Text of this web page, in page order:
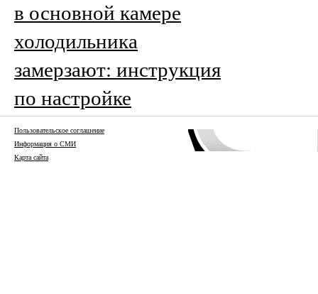
в основной камере
холодильника
замерзают: инструкция
по настройке
Пользовательское соглашение
Информация о СМИ
Карта сайта